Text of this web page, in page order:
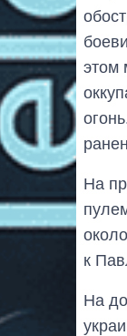
этом
На
к
На